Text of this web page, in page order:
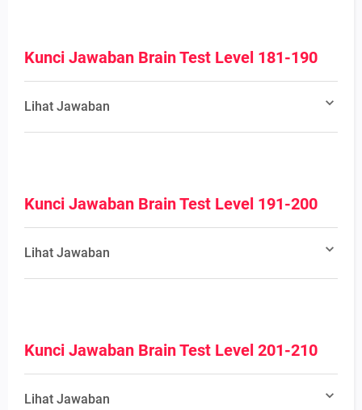
Kunci Jawaban Brain Test Level 181-190
Lihat Jawaban
Kunci Jawaban Brain Test Level 191-200
Lihat Jawaban
Kunci Jawaban Brain Test Level 201-210
Lihat Jawaban